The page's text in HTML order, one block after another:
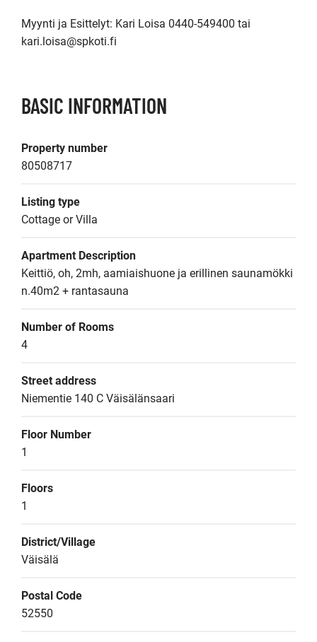
Myynti ja Esittelyt: Kari Loisa 0440-549400 tai
kari.loisa@spkoti.fi
BASIC INFORMATION
Property number
80508717
Listing type
Cottage or Villa
Apartment Description
Keittiö, oh, 2mh, aamiaishuone ja erillinen saunamökki
n.40m2 + rantasauna
Number of Rooms
4
Street address
Niementie 140 C Väisälänsaari
Floor Number
1
Floors
1
District/Village
Väisälä
Postal Code
52550